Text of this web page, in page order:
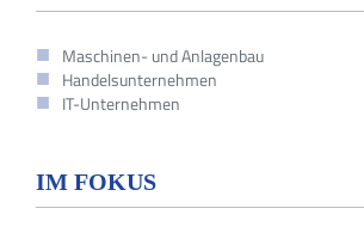
Maschinen- und Anlagenbau
Handelsunternehmen
IT-Unternehmen
IM FOKUS